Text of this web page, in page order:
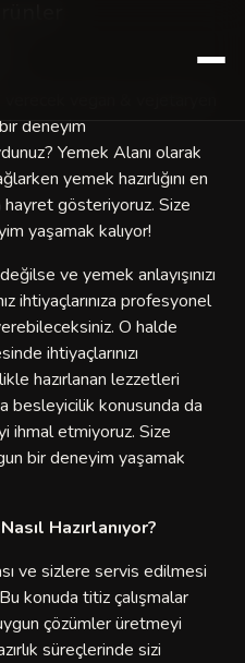
vegan & vejetaryen
deneyim
Yemek Alanı olarak
yemek hazırlığını en
gösteriyoruz. Size
yaşamak kalıyor!
ve yemek anlayışınızı
ihtiyaçlarınıza profesyonel
O halde
ihtiyaçlarınızı
hazırlanan lezzetleri
besleyicilik konusunda da
ihmal etmiyoruz. Size
bir deneyim yaşamak
Hazırlanıyor?
ve sizlere servis edilmesi
konuda titiz çalışmalar
çözümler üretmeyi
süreçlerinde sizi